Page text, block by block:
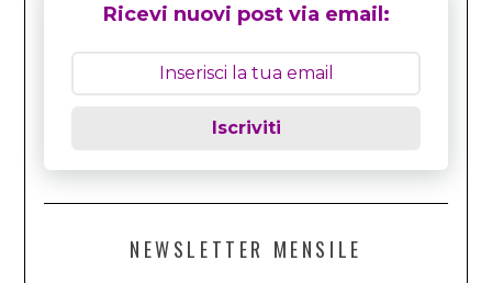
Ricevi nuovi post via email:
Iscriviti
NEWSLETTER MENSILE